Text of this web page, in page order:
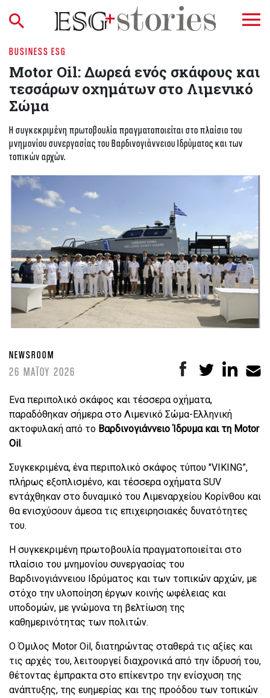
BUSINESS ESG
Motor Oil: Δωρεά ενός σκάφους και
τεσσάρων οχημάτων στο Λιμενικό
Σώμα
H συγκεκριμένη πρωτοβουλία πραγματοποιείται στο πλαίσιο του
μνημονίου συνεργασίας του Βαρδινογιάννειου Ιδρύματος και των
τοπικών αρχών.
NEWSROOM
26 ΜΑΪΟΥ 2026
Eνα περιπολικό σκάφος και τέσσερα οχήματα,
παραδόθηκαν σήμερα στο Λιμενικό Σώμα-Ελληνική
ακτοφυλακή από το Βαρδινογιάννειο Ίδρυμα και τη Motor
Oil .
Συγκεκριμένα, ένα περιπολικό σκάφος τύπου "VIKING”,
πλήρως εξοπλισμένο, και τέσσερα οχήματα SUV
εντάχθηκαν στο δυναμικό του Λιμεναρχείου Κορίνθου και
θα ενισχύσουν άμεσα τις επιχειρησιακές δυνατότητες
του.
H συγκεκριμένη πρωτοβουλία πραγματοποιείται στο
πλαίσιο του μνημονίου συνεργασίας του
Βαρδινογιάννειου Ιδρύματος και των τοπικών αρχών, με
στόχο την υλοποίηση έργων κοινής ωφέλειας και
υποδομών, με γνώμονα τη βελτίωση της
καθημερινότητας των πολιτών.
Ο Όμιλος Motor Oil, διατηρώντας σταθερά τις αξίες και
τις αρχές του, λειτουργεί διαχρονικά από την ίδρυσή του,
θέτοντας έμπρακτα στο επίκεντρο την ενίσχυση της
ανάπτυξης, της ευημερίας και της προόδου των τοπικών